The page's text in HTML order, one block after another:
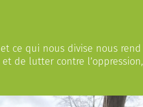
ce qui nous divise nous rend
de lutter contre l’oppression,